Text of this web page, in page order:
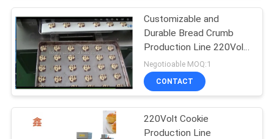
PLAN
DU
SITE
PRIVACY
POLICY
Machine bourrée
cuite à la vapeur de
petit pain
Customizable and
Durable Bread Crumb
Production Line 220Volt
220Volt Machine Size
3500*1800*1700mm
Negotioable MOQ:1
CONTACT
220Volt Cookie
Production Line